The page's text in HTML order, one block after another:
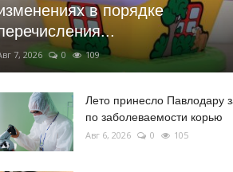
в порядке
7, 2026 0 109
Лето принесло Павлодару
по заболеваемости корью
Авг 6, 2026 0 105